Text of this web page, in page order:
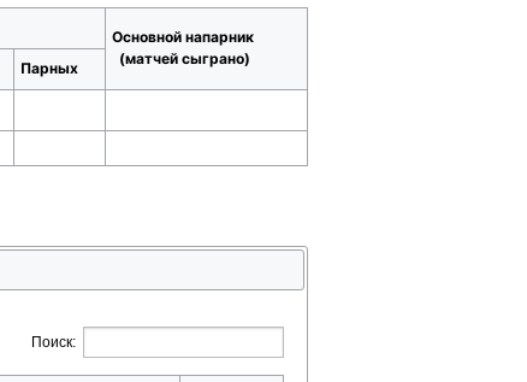
Основной напарник
(матчей сыграно)
Парных
Поиск: